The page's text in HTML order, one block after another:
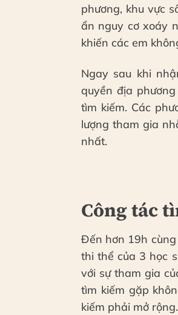
phương, khu vực
ẩn nguy cơ xoáy
khiến các em
Ngay sau khi
quyền địa
tìm kiếm. Các
lượng tham gia
nhất.
Công tác
Đến hơn 19h cùng
thi thể của 3 học
với sự tham gia
tìm kiếm gặp
kiếm phải mở rộng.